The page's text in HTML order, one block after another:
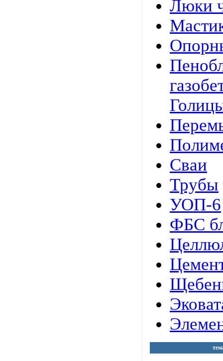
Люки
Сваи
Трубы
УОП-6
ФБС